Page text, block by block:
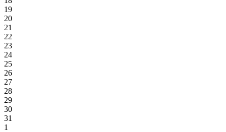
19
20
21
22
23
24
25
26
27
28
29
30
31
1